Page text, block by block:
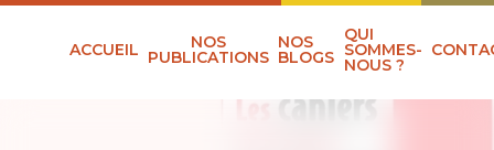
ACCUEIL NOS
PUBLICATIONS
NOS
BLOGS
QUI
SOMMES-
NOUS ?